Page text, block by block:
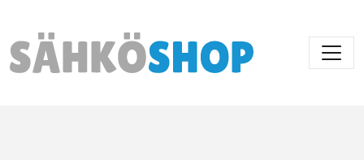
Päävalikko